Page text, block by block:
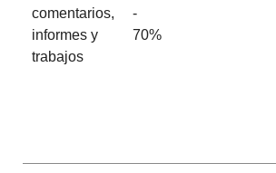
comentarios,
informes y
trabajos
-
70%